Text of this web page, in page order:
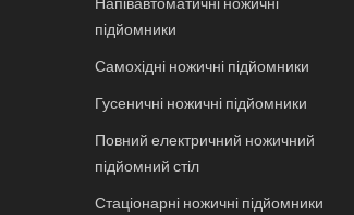
Напівавтоматичні ножичні
підйомники
Самохідні ножичні підйомники
Гусеничні ножичні підйомники
Повний електричний ножичний
підйомний стіл
Стаціонарні ножичні підйомники